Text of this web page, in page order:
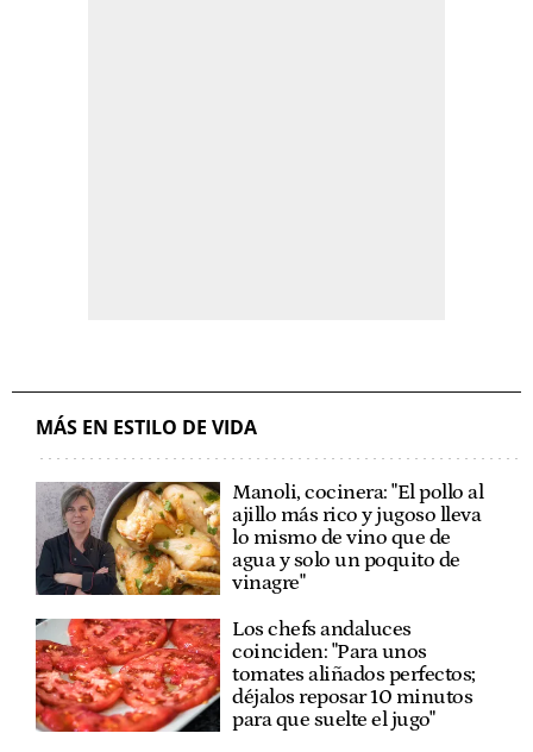
MÁS EN ESTILO DE VIDA
Manoli, cocinera: "El pollo al
ajillo más rico y jugoso lleva
lo mismo de vino que de
agua y solo un poquito de
vinagre"
Los chefs andaluces
coinciden: "Para unos
tomates aliñados perfectos;
déjalos reposar 10 minutos
para que suelte el jugo"